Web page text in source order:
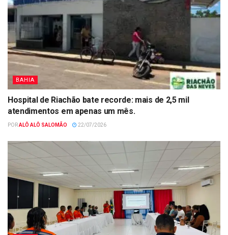
BAHIA
Hospital de Riachão bate recorde: mais de 2,5 mil
atendimentos em apenas um mês.
PORALÔ ALÔ SALOMÃO 22/07/2026